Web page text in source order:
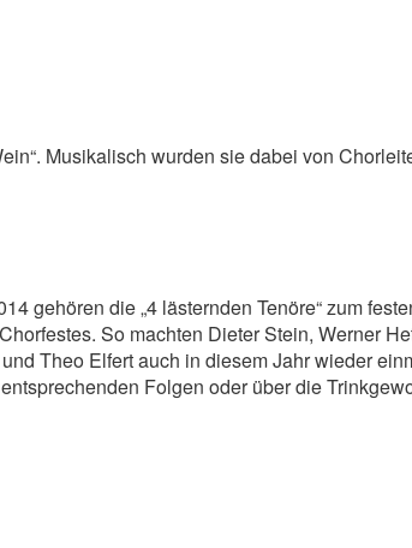
Musikalisch wurden sie dabei von
gehören die „4 lästernden Tenöre“ zum
So machten Dieter Stein, Werner
Theo Elfert auch in diesem Jahr wieder
Folgen oder über die